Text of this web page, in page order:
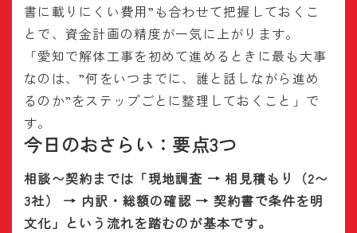
書に載りにくい費用”も合わせて把握しておくこ
とで、資金計画の精度が一気に上がります。
「愛知で解体工事を初めて進めるときに最も大事
なのは、”何をいつまでに、誰と話しながら進め
るのか”をステップごとに整理しておくこと」で
す。
今日のおさらい：要点3つ
相談〜契約までは「現地調査 → 相見積もり（2〜
3社） → 内訳・総額の確認 → 契約書で条件を明
文化」という流れを踏むのが基本です。